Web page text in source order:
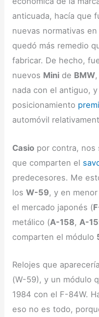
anticuada, hacía que
nuevas normativas
quedó más remedio
fabricar. De hecho,
nuevos Mini de BMW
nada con el antiguo,
posicionamiento
automóvil
Casio por contra, nos
que comparten el
predecesores. Me
losW-59, y en
el mercado japonés (
metálico (A-158, A-
comparten el módulo
Relojes que
(W-59), y un módulo
1984 con el F-84W.
eso no es todo,